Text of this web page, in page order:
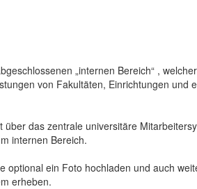
„internen Bereich“ ,
von Fakultäten, Einrichtungen
das zentrale universitäre
internen Bereich.
optional ein Foto hochladen und auch
erheben.